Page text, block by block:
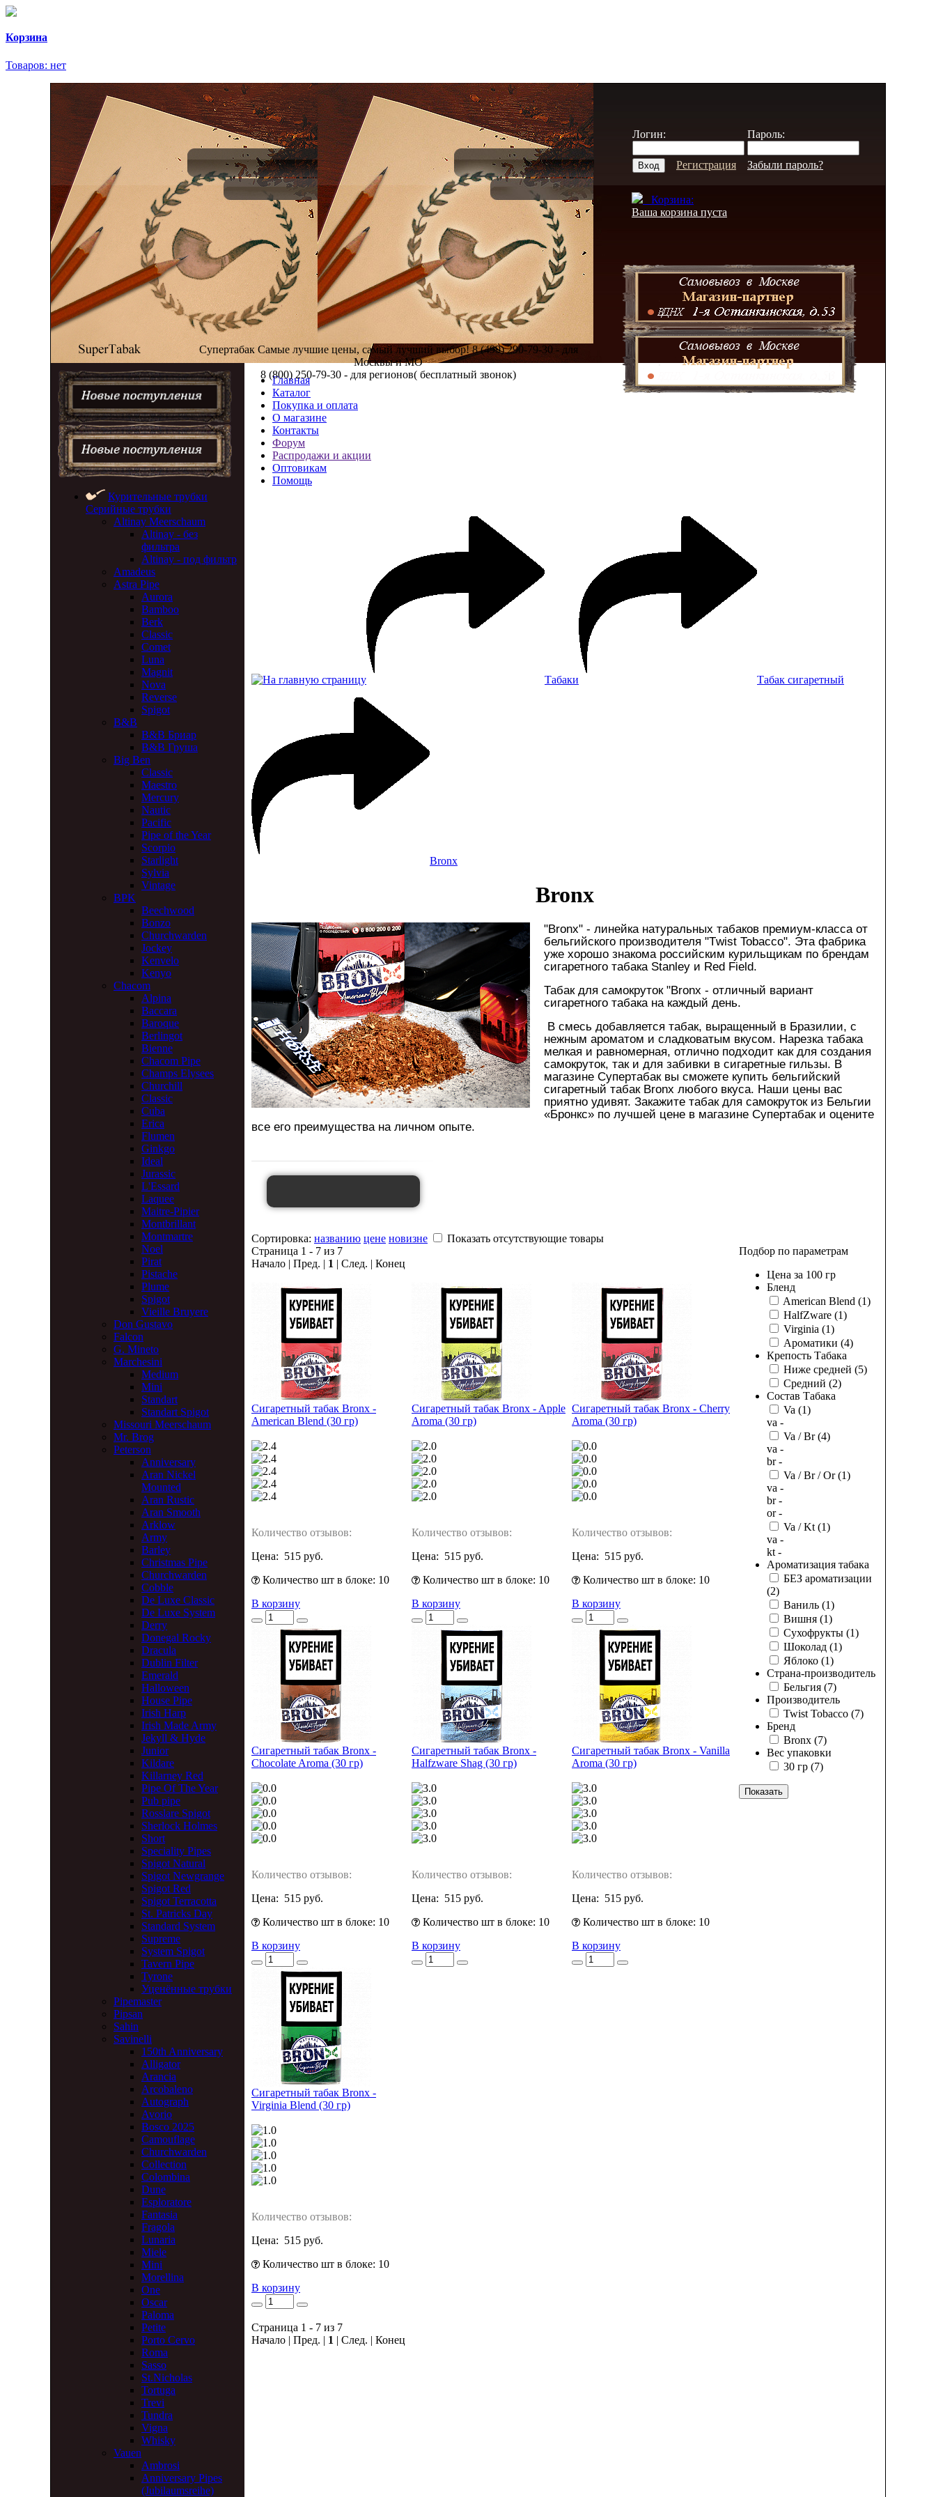
Корзина
Товаров: нет
Супертабак Самые лучшие цены, самый лучший выбор! 8 (499) 290-79-30 - для
Москвы и МО
8 (800) 250-79-30 - для регионов( бесплатный звонок)
Логин: Пароль:
Регистрация Забыли пароль?
Корзина:
Ваша корзина пуста
Курительные трубки
Серийные трубки
Altinay Meerschaum
Altinay - без
фильтра
Altinay - под фильтр
Amadeus
Astra Pipe
Aurora
Bamboo
Berk
Classic
Comet
Luna
Magnit
Nova
Reverse
Spigot
B&B
B&B Бриар
B&B Груша
Big Ben
Classic
Maestro
Mercury
Nautic
Pacific
Pipe of the Year
Scorpio
Starlight
Sylvia
Vintage
BPK
Beechwood
Bonzo
Churchwarden
Jockey
Kenvelo
Kenyo
Chacom
Alpina
Baccara
Baroque
Berlingot
Bienne
Chacom Pipe
Champs Elysees
Churchill
Classic
Cuba
Erica
Flumen
Ginkgo
Ideal
Jurassic
L'Essard
Laquee
Maitre-Pipier
Montbrillant
Montmartre
Noel
Pirat
Pistache
Plume
Spigot
Vieille Bruyere
Don Gustavo
Falcon
G. Mineto
Marchesini
Medium
Mini
Standart
Standart Spigot
Missouri Meerschaum
Mr. Brog
Peterson
Anniversary
Aran Nickel
Mounted
Aran Rustic
Aran Smooth
Arklow
Army
Barley
Christmas Pipe
Churchwarden
Cobble
De Luxe Classic
De Luxe System
Derry
Donegal Rocky
Dracula
Dublin Filter
Emerald
Halloween
House Pipe
Irish Harp
Irish Made Army
Jekyll & Hyde
Junior
Kildare
Killarney Red
Pipe Of The Year
Pub pipe
Rosslare Spigot
Sherlock Holmes
Short
Speciality Pipes
Spigot Natural
Spigot Newgrange
Spigot Red
Spigot Terracotta
St. Patricks Day
Standard System
Supreme
System Spigot
Tavern Pipe
Tyrone
Уценённые трубки
Pipemaster
Pipsan
Sahin
Savinelli
150th Anniversary
Alligator
Arancia
Arcobaleno
Autograph
Avorio
Bosco 2025
Camouflage
Churchwarden
Collection
Colombina
Dune
Esploratore
Fantasia
Fragola
Lunaria
Miele
Mini
Morellina
One
Oscar
Paloma
Petite
Porto Cervo
Roma
Sasso
St.Nicholas
Tortuga
Trevi
Tundra
Vigna
Whisky
Vauen
Ambrosi
Anniversary Pipes
(Jubilaumsreihe)
Главная
Каталог
Покупка и оплата
О магазине
Контакты
Форум
Распродажи и акции
Оптовикам
Помощь
Табаки Табак сигаретный
Bronx
Bronx
"Bronx" - линейка натуральных табаков премиум-класса от
бельгийского производителя "Тwist Tobacco". Эта фабрика
уже хорошо знакома российским курильщикам по брендам
сигаретного табака Stanley и Red Field.
Табак для самокруток "Bronx - отличный вариант
сигаретного табака на каждый день.
В смесь добавляется табак, выращенный в Бразилии, с
нежным ароматом и сладковатым вкусом. Нарезка табака
мелкая и равномерная, отлично подходит как для создания
самокруток, так и для забивки в сигаретные гильзы. В
магазине Супертабак вы сможете купить бельгийский
сигаретный табак Bronx любого вкуса. Наши цены вас
приятно удивят. Закажите табак для самокруток из Бельгии
«Бронкс» по лучшей цене в магазине Супертабак и оцените
все его преимущества на личном опыте.
Сортировка: названию цене новизне
Показать отсутствующие товары
Подбор по параметрам
Цена за 100 гр
Бленд
American Blend (1)
HalfZware (1)
Virginia (1)
Ароматики (4)
Крепость Табака
Ниже средней (5)
Средний (2)
Состав Табака
Va (1)
va -
Va / Br(4)
va -
br -
Va / Br / Or(1)
va -
br -
or -
Va / Kt(1)
va -
kt -
Ароматизация табака
БЕЗ ароматизации
(2)
Ваниль (1)
Вишня (1)
Сухофрукты (1)
Шоколад (1)
Яблоко (1)
Страна-производитель
Бельгия (7)
Производитель
Twist Tobacco (7)
Бренд
Bronx (7)
Вес упаковки
30 гр (7)
Страница 1 - 7 из 7
Начало | Пред. | 1 | След. | Конец
Сигаретный табак Bronx -
American Blend (30 гр)
Количество отзывов:
Цена: 515 руб.
Количество шт в блоке: 10
В корзину
Сигаретный табак Bronx - Apple
Aroma (30 гр)
Количество отзывов:
Цена: 515 руб.
Количество шт в блоке: 10
В корзину
Сигаретный табак Bronx - Cherry
Aroma (30 гр)
Количество отзывов:
Цена: 515 руб.
Количество шт в блоке: 10
В корзину
Сигаретный табак Bronx -
Chocolate Aroma (30 гр)
Количество отзывов:
Цена: 515 руб.
Количество шт в блоке: 10
В корзину
Сигаретный табак Bronx -
Halfzware Shag (30 гр)
Количество отзывов:
Цена: 515 руб.
Количество шт в блоке: 10
В корзину
Сигаретный табак Bronx - Vanilla
Aroma (30 гр)
Количество отзывов:
Цена: 515 руб.
Количество шт в блоке: 10
В корзину
Сигаретный табак Bronx -
Virginia Blend (30 гр)
Количество отзывов:
Цена: 515 руб.
Количество шт в блоке: 10
В корзину
Страница 1 - 7 из 7
Начало | Пред. | 1 | След. | Конец